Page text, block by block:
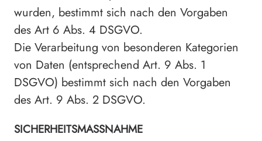
wurden, bestimmt sich nach den Vorgaben
des Art 6 Abs. 4 DSGVO.
Die Verarbeitung von besonderen Kategorien
von Daten (entsprechend Art. 9 Abs. 1
DSGVO) bestimmt sich nach den Vorgaben
des Art. 9 Abs. 2 DSGVO.
SICHERHEITSMASSNAHME